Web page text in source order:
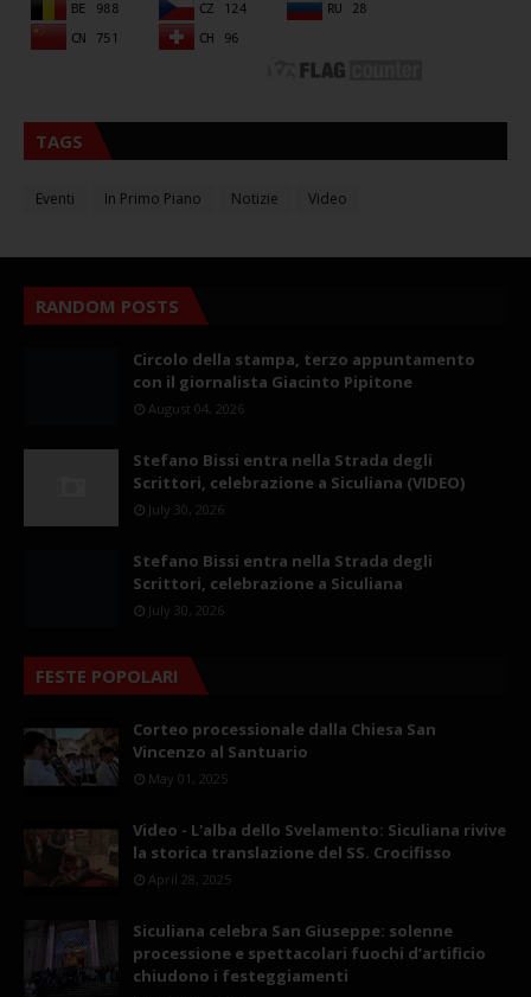
TAGS
Eventi In Primo Piano Notizie Video
RANDOM POSTS
Circolo della stampa, terzo appuntamento
con il giornalista Giacinto Pipitone
August 04, 2026
Stefano Bissi entra nella Strada degli
Scrittori, celebrazione a Siculiana (VIDEO)
July 30, 2026
Stefano Bissi entra nella Strada degli
Scrittori, celebrazione a Siculiana
July 30, 2026
FESTE POPOLARI
Corteo processionale dalla Chiesa San
Vincenzo al Santuario
May 01, 2025
Video - L'alba dello Svelamento: Siculiana rivive
la storica translazione del SS. Crocifisso
April 28, 2025
Siculiana celebra San Giuseppe: solenne
processione e spettacolari fuochi d’artificio
chiudono i festeggiamenti